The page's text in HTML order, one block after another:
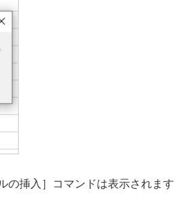
の挿入］コマンドは表示されます